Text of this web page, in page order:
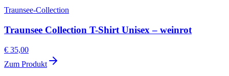
Traunsee-Collection
Traunsee Collection T-Shirt Unisex – weinrot
€ 35,00
Zum Produkt